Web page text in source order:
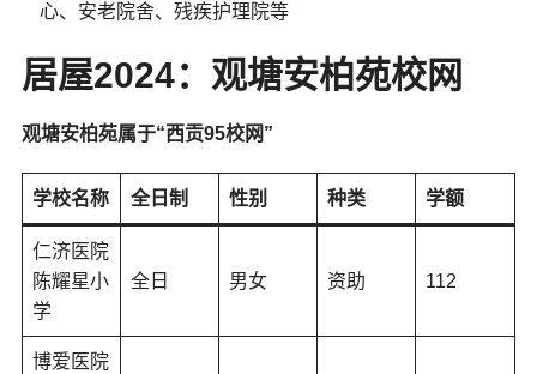
心、安老院舍、残疾护理院等
居屋2024：观塘安柏苑校网
观塘安柏苑属于“西贡95校网”
学校名称 全日制 性别 种类 学额
仁济医院
陈耀星小
学
全日 男女 资助 112
博爱医院